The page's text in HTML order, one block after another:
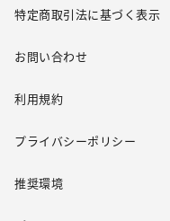
特定商取引法に基づく表示
お問い合わせ
利用規約
プライバシーポリシー
推奨環境